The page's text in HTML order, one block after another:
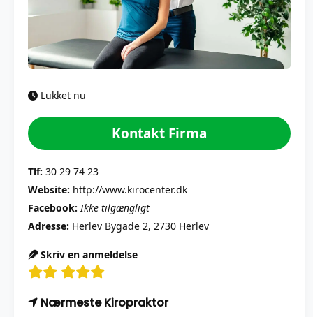
Lukket nu
Kontakt Firma
Tlf: 30 29 74 23
Website: http://www.kirocenter.dk
Facebook: Ikke tilgængligt
Adresse: Herlev Bygade 2, 2730 Herlev
Skriv en anmeldelse
Nærmeste Kiropraktor